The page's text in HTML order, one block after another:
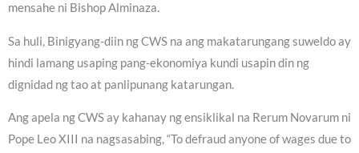
mensahe ni Bishop Alminaza.
Sa huli, Binigyang-diin ng CWS na ang makatarungang suweldo ay
hindi lamang usaping pang-ekonomiya kundi usapin din ng
dignidad ng tao at panlipunang katarungan.
Ang apela ng CWS ay kahanay ng ensiklikal na Rerum Novarum ni
Pope Leo XIII na nagsasabing, “To defraud anyone of wages due to